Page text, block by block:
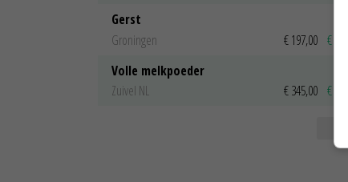
Gerst
Groningen
€ 197,00 € 2,00
Volle melkpoeder
Zuivel NL
€ 345,00 € 20,00